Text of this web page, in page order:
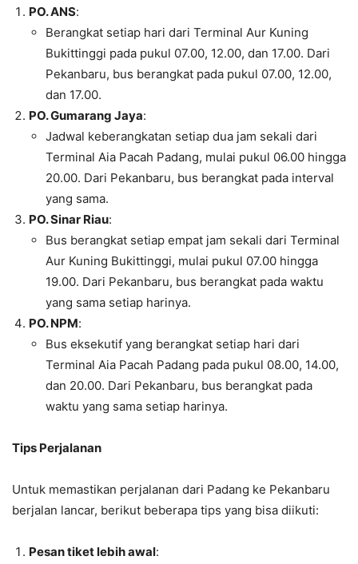
PO. ANS:
Berangkat setiap hari dari Terminal Aur Kuning
Bukittinggi pada pukul 07.00, 12.00, dan 17.00. Dari
Pekanbaru, bus berangkat pada pukul 07.00, 12.00,
dan 17.00.
PO. Gumarang Jaya:
Jadwal keberangkatan setiap dua jam sekali dari
Terminal Aia Pacah Padang, mulai pukul 06.00 hingga
20.00. Dari Pekanbaru, bus berangkat pada interval
yang sama.
PO. Sinar Riau:
Bus berangkat setiap empat jam sekali dari Terminal
Aur Kuning Bukittinggi, mulai pukul 07.00 hingga
19.00. Dari Pekanbaru, bus berangkat pada waktu
yang sama setiap harinya.
PO. NPM:
Bus eksekutif yang berangkat setiap hari dari
Terminal Aia Pacah Padang pada pukul 08.00, 14.00,
dan 20.00. Dari Pekanbaru, bus berangkat pada
waktu yang sama setiap harinya.
Tips Perjalanan
Untuk memastikan perjalanan dari Padang ke Pekanbaru
berjalan lancar, berikut beberapa tips yang bisa diikuti:
Pesan tiket lebih awal: